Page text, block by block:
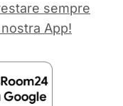
sempre
nostra App!